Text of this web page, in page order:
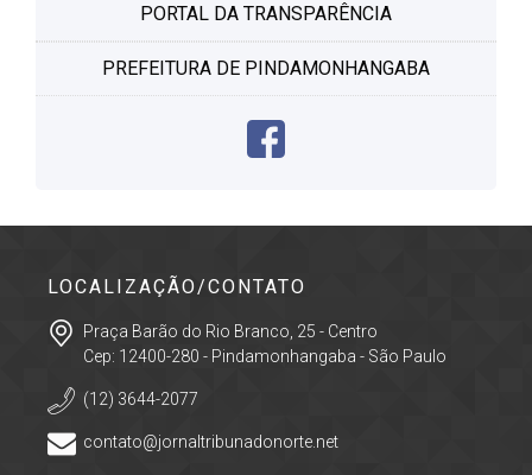
PORTAL DA TRANSPARÊNCIA
PREFEITURA DE PINDAMONHANGABA
LOCALIZAÇÃO/CONTATO
Praça Barão do Rio Branco, 25 - Centro
Cep: 12400-280 - Pindamonhangaba - São Paulo
(12) 3644-2077
contato@jornaltribunadonorte.net